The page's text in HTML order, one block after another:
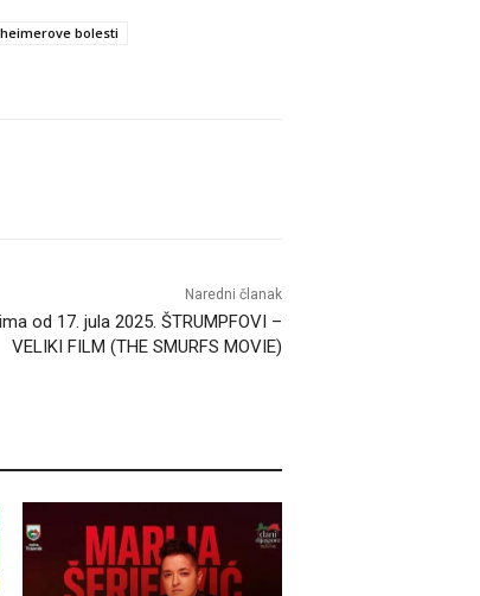
bolesti
Naredni članak
od 17. jula 2025. ŠTRUMPFOVI –
VELIKI FILM (THE SMURFS MOVIE)